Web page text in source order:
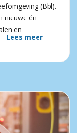
(Bbl).
nieuwe én
en
Lees meer